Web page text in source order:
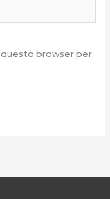
questo browser per